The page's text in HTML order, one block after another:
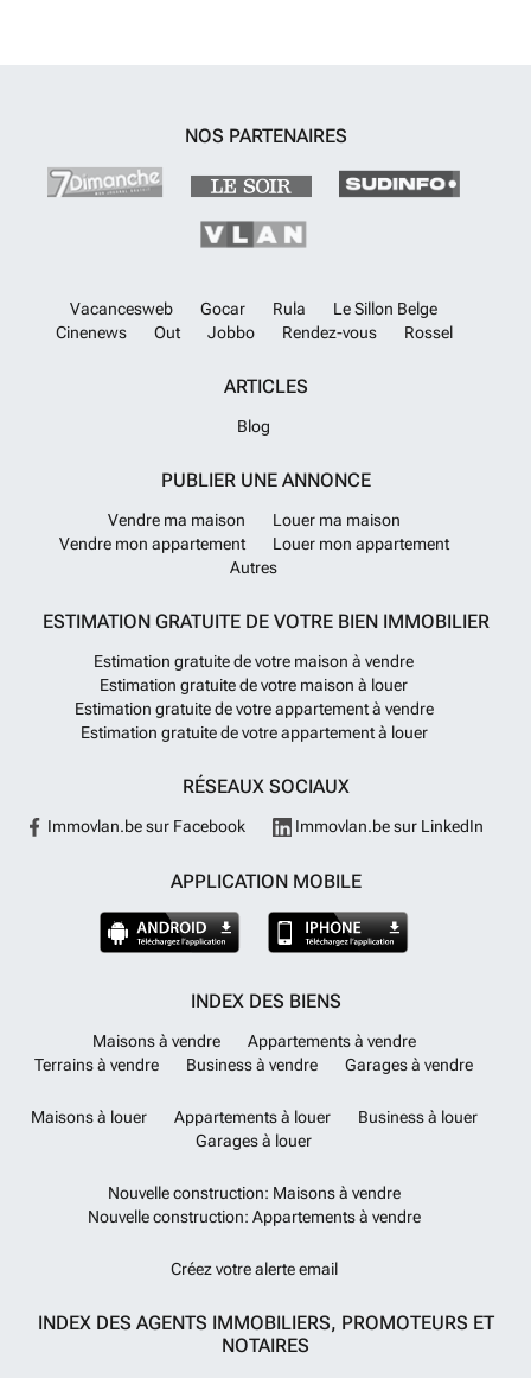
NOS PARTENAIRES
Vacancesweb Gocar Rula
Le Sillon Belge
Cinenews
Out Jobbo Rendez-vous Rossel
ARTICLES
Blog
PUBLIER UNE ANNONCE
Vendre ma maison
Louer ma maison
Vendre mon appartement
Louer mon appartement
Autres
ESTIMATION GRATUITE DE VOTRE BIEN IMMOBILIER
Estimation gratuite de votre maison à vendre
Estimation gratuite de votre maison à louer
Estimation gratuite de votre appartement à vendre
Estimation gratuite de votre appartement à louer
RÉSEAUX SOCIAUX
Immovlan.be sur Facebook Immovlan.be sur LinkedIn
APPLICATION MOBILE
INDEX DES BIENS
Maisons à vendre
Appartements à vendre
Terrains à vendre
Business à vendre Garages à vendre
Maisons à louer Appartements à louer
Business à louer
Garages à louer
Nouvelle construction: Maisons à vendre
Nouvelle construction: Appartements à vendre
Créez votre alerte email
INDEX DES AGENTS IMMOBILIERS, PROMOTEURS ET
NOTAIRES